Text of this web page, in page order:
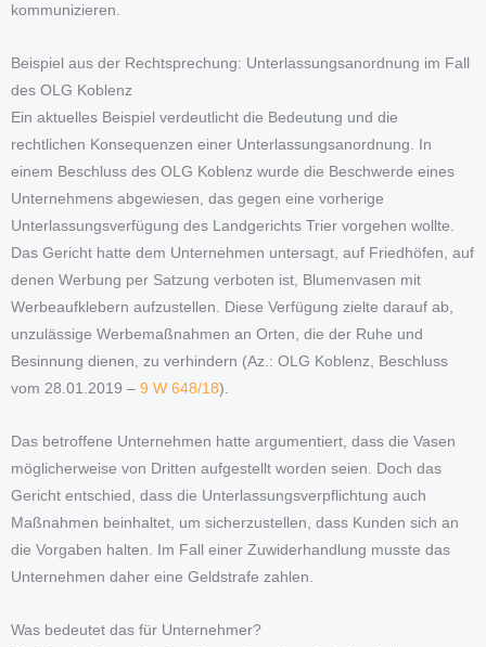
kommunizieren.
Beispiel aus der Rechtsprechung: Unterlassungsanordnung im Fall
des OLG Koblenz
Ein aktuelles Beispiel verdeutlicht die Bedeutung und die
rechtlichen Konsequenzen einer Unterlassungsanordnung. In
einem Beschluss des OLG Koblenz wurde die Beschwerde eines
Unternehmens abgewiesen, das gegen eine vorherige
Unterlassungsverfügung des Landgerichts Trier vorgehen wollte.
Das Gericht hatte dem Unternehmen untersagt, auf Friedhöfen, auf
denen Werbung per Satzung verboten ist, Blumenvasen mit
Werbeaufklebern aufzustellen. Diese Verfügung zielte darauf ab,
unzulässige Werbemaßnahmen an Orten, die der Ruhe und
Besinnung dienen, zu verhindern (Az.: OLG Koblenz, Beschluss
vom 28.01.2019 – 9 W 648/18).
Das betroffene Unternehmen hatte argumentiert, dass die Vasen
möglicherweise von Dritten aufgestellt worden seien. Doch das
Gericht entschied, dass die Unterlassungsverpflichtung auch
Maßnahmen beinhaltet, um sicherzustellen, dass Kunden sich an
die Vorgaben halten. Im Fall einer Zuwiderhandlung musste das
Unternehmen daher eine Geldstrafe zahlen.
Was bedeutet das für Unternehmer?